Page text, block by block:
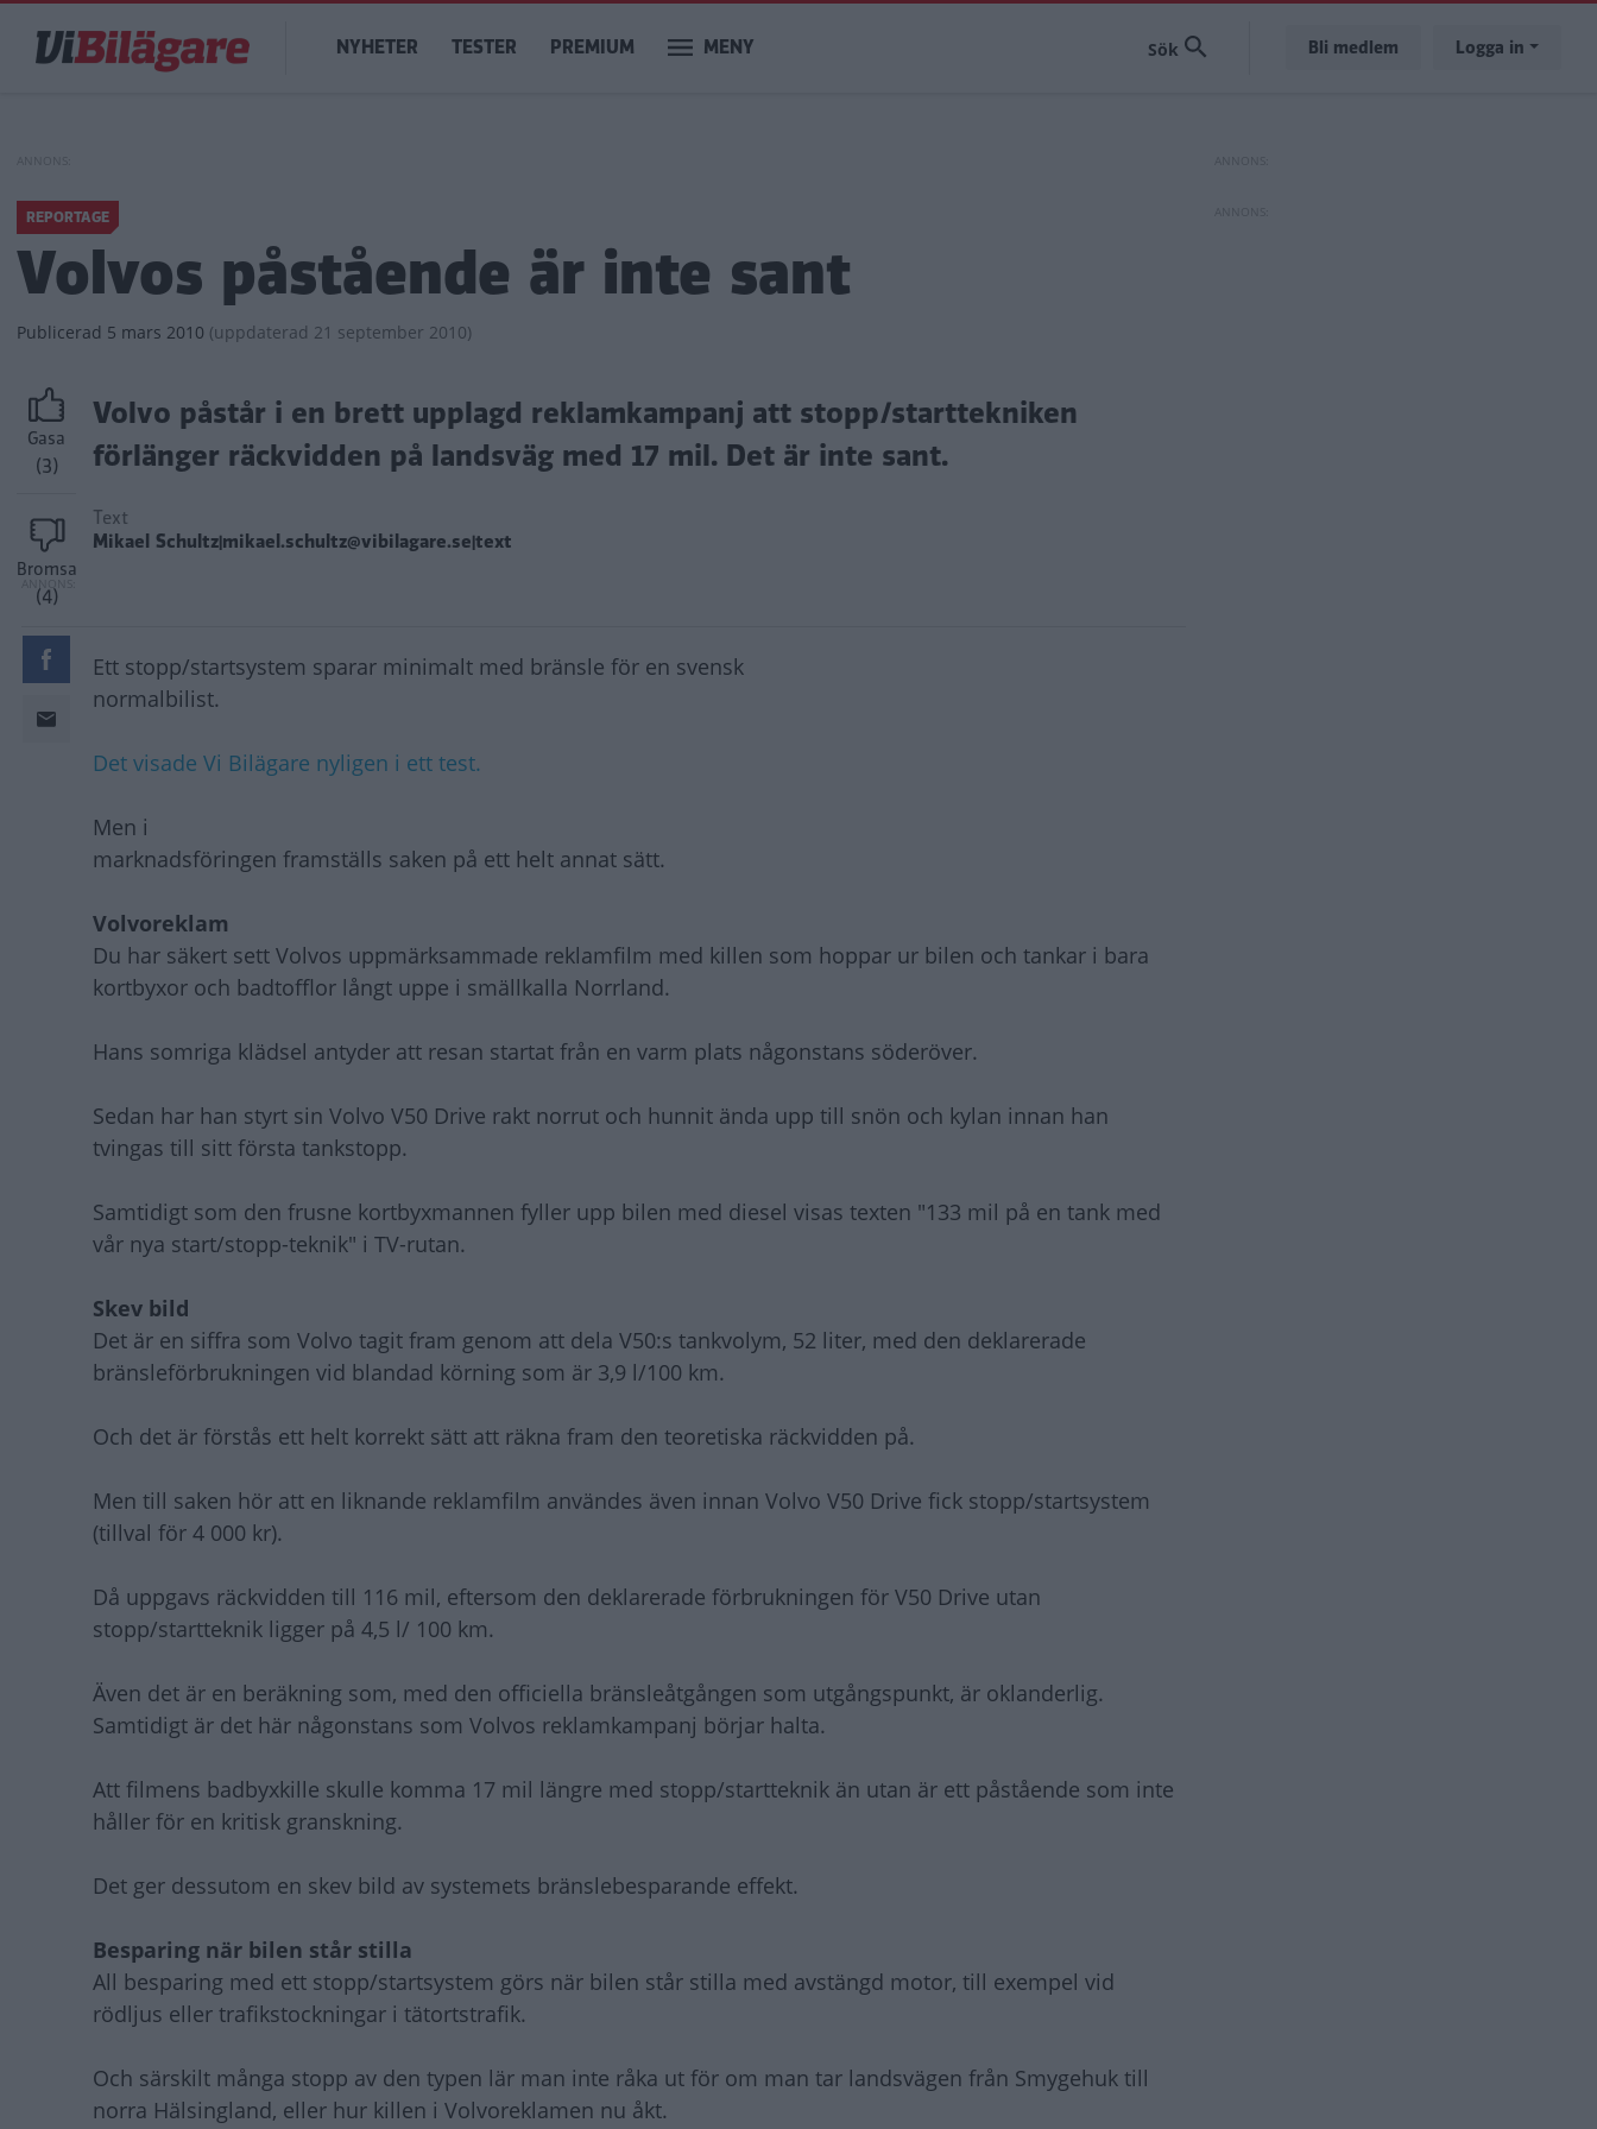
huvudinnehåll
Main
navigation
NYHETER TESTER PREMIUM MENY Bli medlem Logga in
REPORTAGE
Volvos påstående är inte sant
Publicerad 5 mars 2010 (uppdaterad 21 september 2010)
Gasa
(3)
Bromsa
(4)
Volvo påstår i en brett upplagd reklamkampanj att stopp/starttekniken
förlänger räckvidden på landsväg med 17 mil. Det är inte sant.
Text
Mikael Schultz|mikael.schultz@vibilagare.se|text
Ett stopp/startsystem sparar minimalt med bränsle för en svensk
normalbilist.
Det visade Vi Bilägare nyligen i ett test.
Men i
marknadsföringen framställs saken på ett helt annat sätt.
Volvoreklam
Du har säkert sett Volvos uppmärksammade reklamfilm med killen som hoppar ur bilen och tankar i bara
kortbyxor och badtofflor långt uppe i smällkalla Norrland.
Hans somriga klädsel antyder att resan startat från en varm plats någonstans söderöver.
Sedan har han styrt sin Volvo V50 Drive rakt norrut och hunnit ända upp till snön och kylan innan han
tvingas till sitt första tankstopp.
Samtidigt som den frusne kortbyxmannen fyller upp bilen med diesel visas texten "133 mil på en tank med
vår nya start/stopp-teknik" i TV-rutan.
Skev bild
Det är en siffra som Volvo tagit fram genom att dela V50:s tankvolym, 52 liter, med den deklarerade
bränsleförbrukningen vid blandad körning som är 3,9 l/100 km.
Och det är förstås ett helt korrekt sätt att räkna fram den teoretiska räckvidden på.
Men till saken hör att en liknande reklamfilm användes även innan Volvo V50 Drive fick stopp/startsystem
(tillval för 4 000 kr).
Då uppgavs räckvidden till 116 mil, eftersom den deklarerade förbrukningen för V50 Drive utan
stopp/startteknik ligger på 4,5 l/ 100 km.
Även det är en beräkning som, med den officiella bränsleåtgången som utgångspunkt, är oklanderlig.
Samtidigt är det här någonstans som Volvos reklamkampanj börjar halta.
Att filmens badbyxkille skulle komma 17 mil längre med stopp/startteknik än utan är ett påstående som inte
håller för en kritisk granskning.
Det ger dessutom en skev bild av systemets bränslebesparande effekt.
Besparing när bilen står stilla
All besparing med ett stopp/startsystem görs när bilen står stilla med avstängd motor, till exempel vid
rödljus eller trafikstockningar i tätortstrafik.
Och särskilt många stopp av den typen lär man inte råka ut för om man tar landsvägen från Smygehuk till
norra Hälsingland, eller hur killen i Volvoreklamen nu åkt.